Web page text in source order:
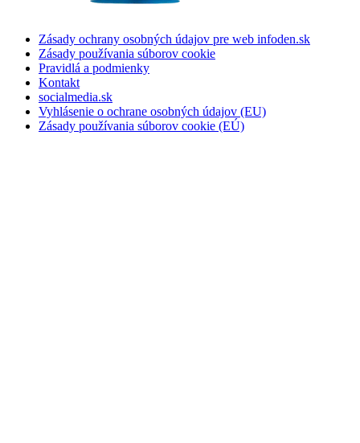
Zásady ochrany osobných údajov pre web infoden.sk
Zásady používania súborov cookie
Pravidlá a podmienky
Kontakt
socialmedia.sk
Vyhlásenie o ochrane osobných údajov (EU)
Zásady používania súborov cookie (EÚ)